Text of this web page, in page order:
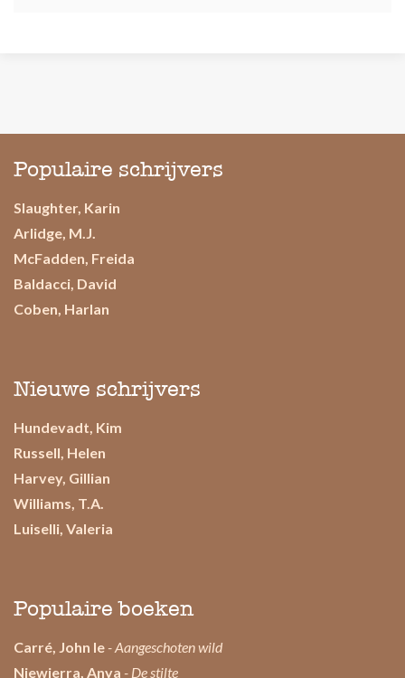
Populaire schrijvers
Slaughter, Karin
Arlidge, M.J.
McFadden, Freida
Baldacci, David
Coben, Harlan
Nieuwe schrijvers
Hundevadt, Kim
Russell, Helen
Harvey, Gillian
Williams, T.A.
Luiselli, Valeria
Populaire boeken
Carré, John le - Aangeschoten wild
Niewierra, Anya - De stilte